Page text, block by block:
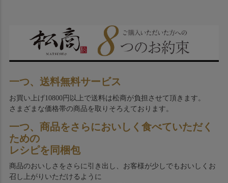
一つ、送料無料サービス
お買い上げ10800円以上で送料は松商が負担させて頂きます。
さまざまな価格帯の商品を取りそろえております。
一つ、商品をさらにおいしく食べていただく
ための
レシピを同梱包
商品のおいしさをさらに引き出し、お客様が少しでもおいしくお
召し上がりいただけるように